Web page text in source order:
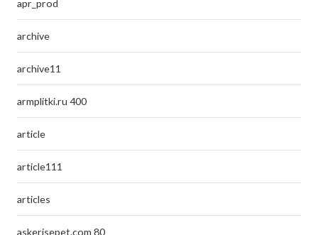
apr_prod
archive
archive11
armplitki.ru 400
article
article111
articles
askerisepet.com 80